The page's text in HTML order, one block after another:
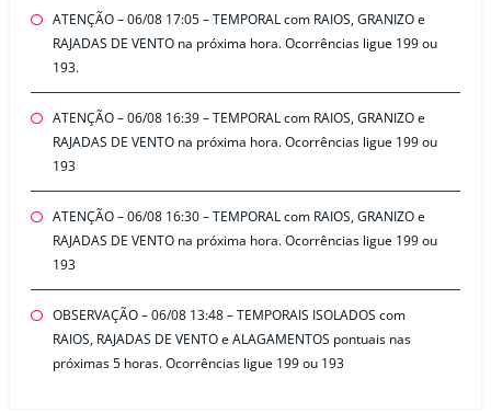
ATENÇÃO – 06/08 17:05 – TEMPORAL com RAIOS, GRANIZO e
RAJADAS DE VENTO na próxima hora. Ocorrências ligue 199 ou
193.
ATENÇÃO – 06/08 16:39 – TEMPORAL com RAIOS, GRANIZO e
RAJADAS DE VENTO na próxima hora. Ocorrências ligue 199 ou
193
ATENÇÃO – 06/08 16:30 – TEMPORAL com RAIOS, GRANIZO e
RAJADAS DE VENTO na próxima hora. Ocorrências ligue 199 ou
193
OBSERVAÇÃO – 06/08 13:48 – TEMPORAIS ISOLADOS com
RAIOS, RAJADAS DE VENTO e ALAGAMENTOS pontuais nas
próximas 5 horas. Ocorrências ligue 199 ou 193